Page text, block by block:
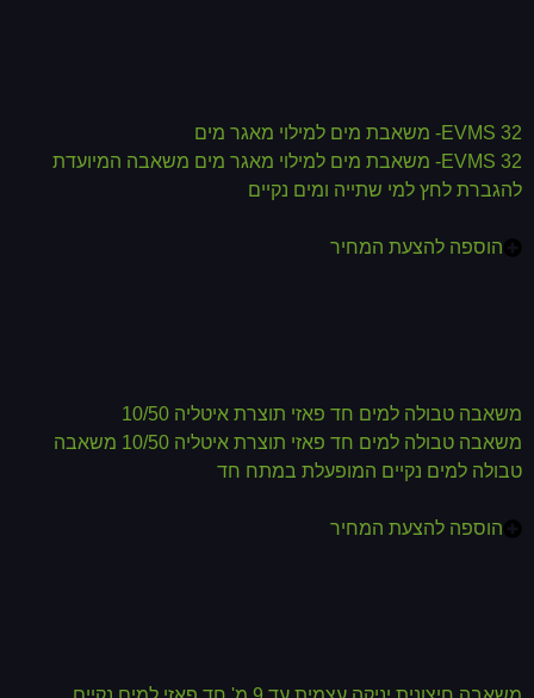
EVMS 32- משאבת מים למילוי מאגר מים
EVMS 32- משאבת מים למילוי מאגר מים משאבה המיועדת
להגברת לחץ למי שתייה ומים נקיים
הוספה להצעת המחיר
משאבה טבולה למים חד פאזי תוצרת איטליה 10/50
משאבה טבולה למים חד פאזי תוצרת איטליה 10/50 משאבה
טבולה למים נקיים המופעלת במתח חד
הוספה להצעת המחיר